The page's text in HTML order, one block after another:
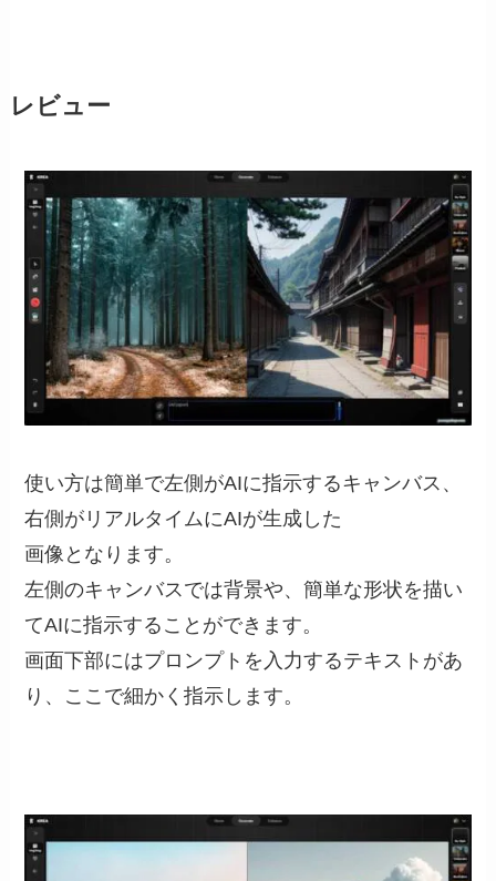
レビュー
使い方は簡単で左側がAIに指示するキャンバス、
右側がリアルタイムにAIが生成した
画像となります。
左側のキャンバスでは背景や、簡単な形状を描い
てAIに指示することができます。
画面下部にはプロンプトを入力するテキストがあ
り、ここで細かく指示します。